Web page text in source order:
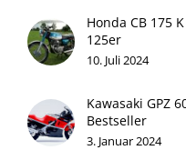
Honda CB 175
125er
10. Juli 2024
Kawasaki GPZ
Bestseller
3. Januar 2024